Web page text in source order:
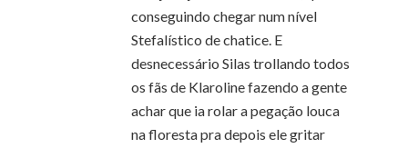
conseguindo chegar num nível
Stefalístico de chatice. E
desnecessário Silas trollando todos
os fãs de Klaroline fazendo a gente
achar que ia rolar a pegação louca
na floresta pra depois ele gritar